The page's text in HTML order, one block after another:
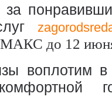
за
МАКС до 12
воплотим